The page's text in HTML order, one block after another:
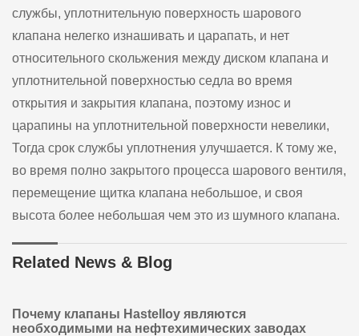
службы, уплотнительную поверхность шарового
клапана нелегко изнашивать и царапать, и нет
относительного скольжения между диском клапана и
уплотнительной поверхностью седла во время
открытия и закрытия клапана, поэтому износ и
царапины на уплотнительной поверхности невелики,
Тогда срок службы уплотнения улучшается. К тому же,
во время полно закрытого процесса шарового вентиля,
перемещение щитка клапана небольшое, и своя
высота более небольшая чем это из шумного клапана.
Related News & Blog
Почему клапаны Hastelloy являются
необходимыми на нефтехимических заводах